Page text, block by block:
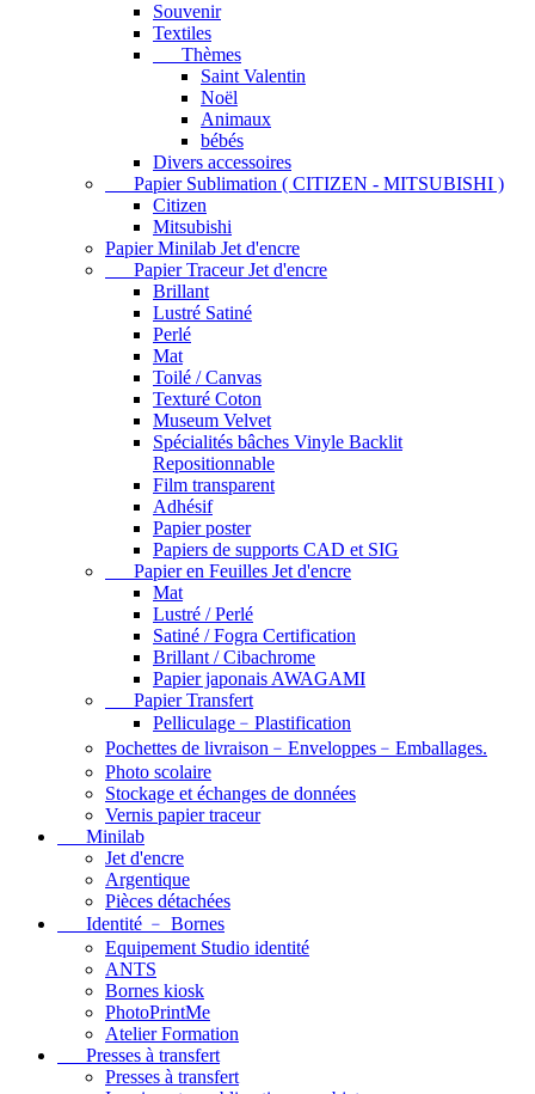
Souvenir
Textiles
Thèmes
Saint Valentin
Noël
Animaux
bébés
Divers accessoires
Papier Sublimation ( CITIZEN - MITSUBISHI )
Citizen
Mitsubishi
Papier Minilab Jet d'encre
Papier Traceur Jet d'encre
Brillant
Lustré Satiné
Perlé
Mat
Toilé / Canvas
Texturé Coton
Museum Velvet
Spécialités bâches Vinyle Backlit
Repositionnable
Film transparent
Adhésif
Papier poster
Papiers de supports CAD et SIG
Papier en Feuilles Jet d'encre
Mat
Lustré / Perlé
Satiné / Fogra Certification
Brillant / Cibachrome
Papier japonais AWAGAMI
Papier Transfert
Pelliculage﹣Plastification
Pochettes de livraison﹣Enveloppes﹣Emballages.
Photo scolaire
Stockage et échanges de données
Vernis papier traceur
Minilab
Jet d'encre
Argentique
Pièces détachées
Identité ﹣ Bornes
Equipement Studio identité
ANTS
Bornes kiosk
PhotoPrintMe
Atelier Formation
Presses à transfert
Presses à transfert